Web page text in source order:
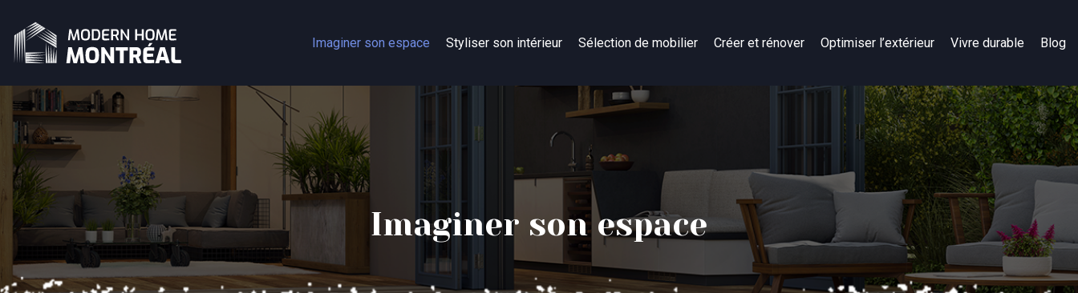
Imaginer son espace Styliser son intérieur Sélection de mobilier Créer et rénover Optimiser l’extérieur Vivre durable Blog
Imaginer son espace